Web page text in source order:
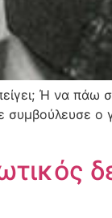
Ή να
συμβούλευσε